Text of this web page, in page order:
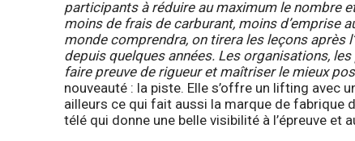
participants à réduire au maximum le nombre
moins de frais de carburant, moins d’emprise
monde comprendra, on tirera les leçons après
depuis quelques années. Les organisations,
faire preuve de rigueur et maîtriser le mieux
nouveauté : la piste. Elle s’offre un lifting avec
ailleurs ce qui fait aussi la marque de fabrique
télé qui donne une belle visibilité à l’épreuve et